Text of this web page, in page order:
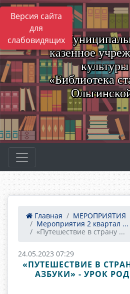
Версия сайта
для
слабовидящих
казенное
культуры
«Библиотека
Главная
МЕРОПРИЯТИЯ
Мероприятия 2 квартал ...
«Путешествие в страну ...
24.05.2023 07:29
«ПУТЕШЕСТВИЕ В
АЗБУКИ» - УРОК